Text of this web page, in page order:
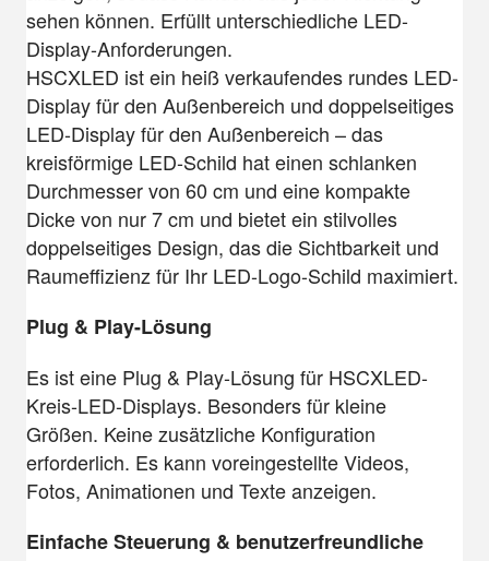
sehen können. Erfüllt unterschiedliche LED-
Display-Anforderungen.
HSCXLED ist ein heiß verkaufendes rundes LED-
Display für den Außenbereich und doppelseitiges
LED-Display für den Außenbereich – das
kreisförmige LED-Schild hat einen schlanken
Durchmesser von 60 cm und eine kompakte
Dicke von nur 7 cm und bietet ein stilvolles
doppelseitiges Design, das die Sichtbarkeit und
Raumeffizienz für Ihr LED-Logo-Schild maximiert.
Plug & Play-Lösung
Es ist eine Plug & Play-Lösung für HSCXLED-
Kreis-LED-Displays. Besonders für kleine
Größen. Keine zusätzliche Konfiguration
erforderlich. Es kann voreingestellte Videos,
Fotos, Animationen und Texte anzeigen.
Einfache Steuerung & benutzerfreundliche